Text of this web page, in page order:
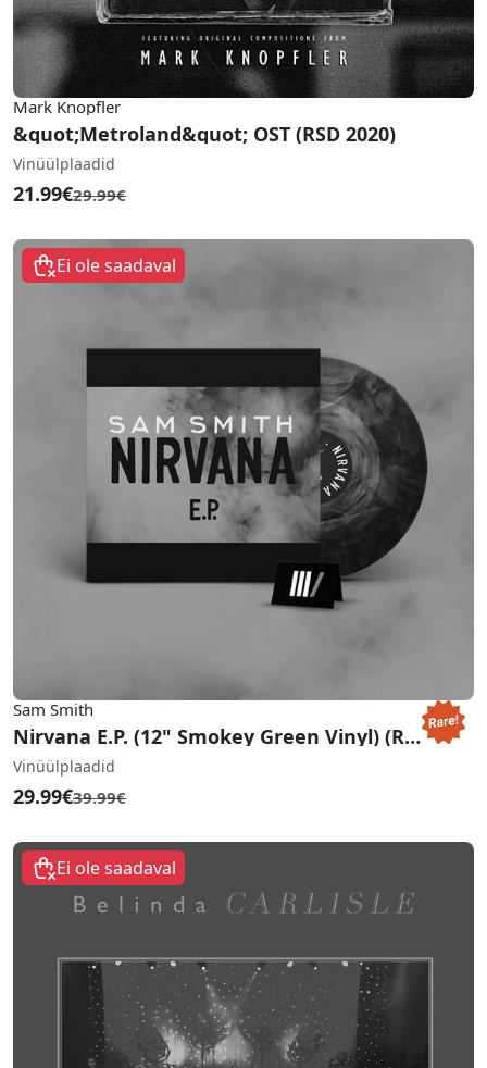
Mark Knopfler
&quot;Metroland&quot; OST (RSD 2020)
Vinüülplaadid
21.99€29.99€
Ei ole saadaval
Sam Smith
Nirvana E.P. (12" Smokey Green Vinyl) (RSD 2022)
Vinüülplaadid
29.99€39.99€
Ei ole saadaval